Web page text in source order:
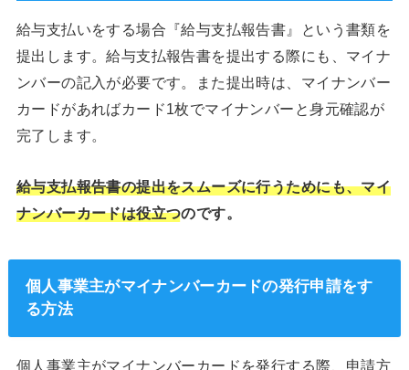
給与支払いをする場合『給与支払報告書』という書類を
提出します。給与支払報告書を提出する際にも、マイナ
ンバーの記入が必要です。また提出時は、マイナンバー
カードがあればカード1枚でマイナンバーと身元確認が
完了します。
給与支払報告書の提出をスムーズに行うためにも、マイ
ナンバーカードは役立つのです。
個人事業主がマイナンバーカードの発行申請をす
る方法
個人事業主がマイナンバーカードを発行する際、申請方